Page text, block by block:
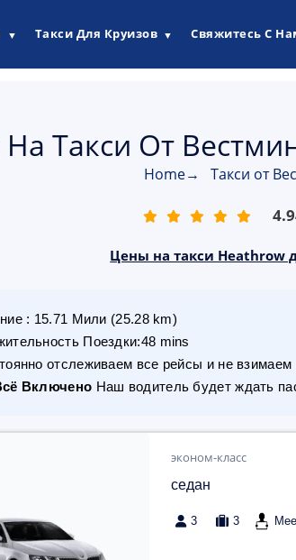
▼ Такси Для Круизов ▼ Свяжитесь С
Такси От
Home→ Такси от
Цены на такси Heathrow
: 15.71 Мили (25.28km)
Поездки:48 mins
отслеживаем все рейсы и не
Включено Наш водитель будет ждать
эконом-класс
седан
3 3